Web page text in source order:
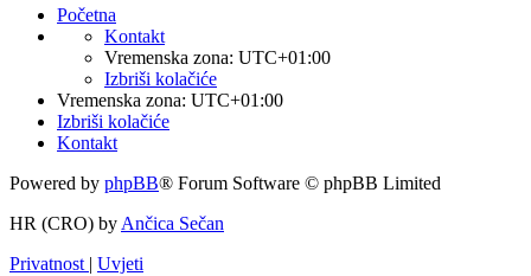
Početna
Kontakt
Vremenska zona: UTC+01:00
Izbriši kolačiće
Vremenska zona: UTC+01:00
Izbriši kolačiće
Kontakt
Powered by phpBB® Forum Software © phpBB Limited
HR (CRO) byAnčica Sečan
Privatnost
Uvjeti